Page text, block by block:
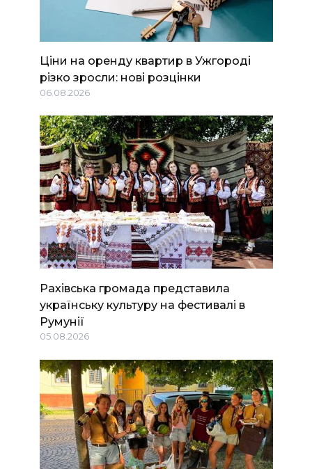
Ціни на оренду квартир в Ужгороді
різко зросли: нові розцінки
06.08.2026
Рахівська громада представила
українську культуру на фестивалі в
Румунії
05.08.2026